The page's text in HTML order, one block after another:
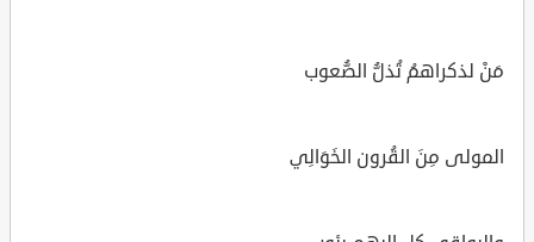
مَنْ لذكراهمُ تُذلُّ الصُّعوب
المولى مِنَ القُرون الخَوَالِي